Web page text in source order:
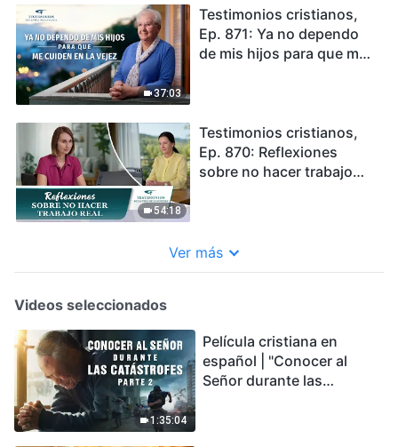
37:03
Testimonios cristianos,
Ep. 871: Ya no dependo
de mis hijos para que me
54:18
Testimonios cristianos,
Ep. 870: Reflexiones
sobre no hacer trabajo
Ver más
Videos seleccionados
1:35:04
Película cristiana en
español | "Conocer al
Señor durante las